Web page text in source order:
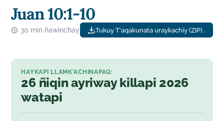
Juan 10:1-10
Tukuy T'aqakunata uraykachiy (ZIP) .
30 min ñawinchay
HAYKAPI LLAMK'ACHINAPAQ:
26 ñiqin ayriway killapi 2026
watapi